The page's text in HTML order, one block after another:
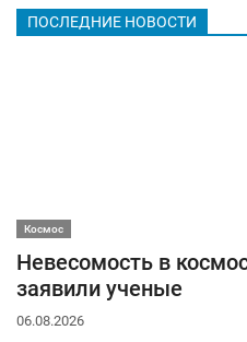
ПОСЛЕДНИЕ НОВОСТИ
Космос
Невесомость в
заявили ученые
06.08.2026